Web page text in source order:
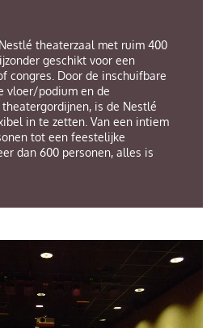
theaterzaal met ruim 400
geschikt voor een
congres. Door de inschuifbare
vloer/podium en de
is de Nestlé
in te zetten. Van een intiem
tot een feestelijke
dan 600 personen, alles is